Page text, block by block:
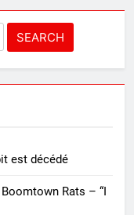
est décédé
Rats – “I